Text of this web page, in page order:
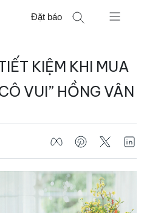
Đặt báo
KIỆM KHI MUA
VUI” HỒNG VÂN